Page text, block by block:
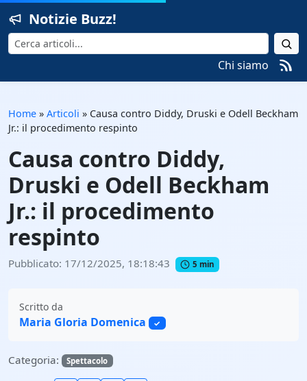
Notizie Buzz!
Cerca
Chi siamo
Home » Articoli » Causa contro Diddy, Druski e Odell Beckham
Jr.: il procedimento respinto
Causa contro Diddy,
Druski e Odell Beckham
Jr.: il procedimento
respinto
Pubblicato: 17/12/2025, 18:18:43 5 min
Scritto da
Maria Gloria Domenica ✓
Categoria: Spettacolo